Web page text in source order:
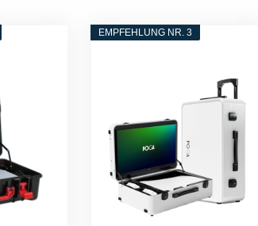
EMPFEHLUNG NR. 3